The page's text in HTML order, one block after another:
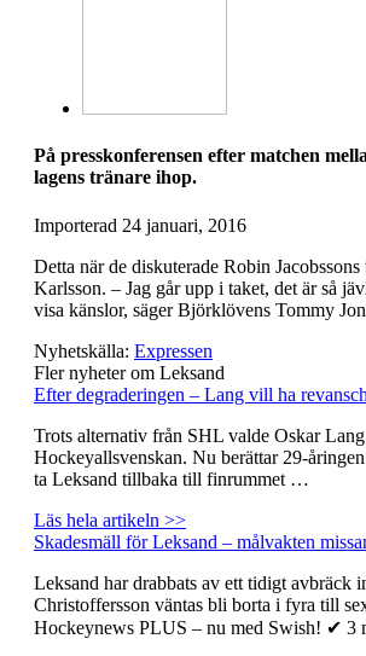
På presskonferensen efter matchen
lagens tränare ihop.
Importerad 24 januari, 2016
Detta när de diskuterade Robin
Karlsson. – Jag går upp i taket, det är så
visa känslor, säger Björklövens Tommy
Nyhetskälla: Expressen
Fler nyheter om Leksand
Efter degraderingen – Lang vill ha
Trots alternativ från SHL valde Oskar
Hockeyallsvenskan. Nu berättar 29-
ta Leksand tillbaka till finrummet …
Läs hela artikeln >>
Skadesmäll för Leksand – målvakten
Leksand har drabbats av ett tidigt avbräck
Christoffersson väntas bli borta i fyra till
Hockeynews PLUS – nu med Swish! ✔ 3